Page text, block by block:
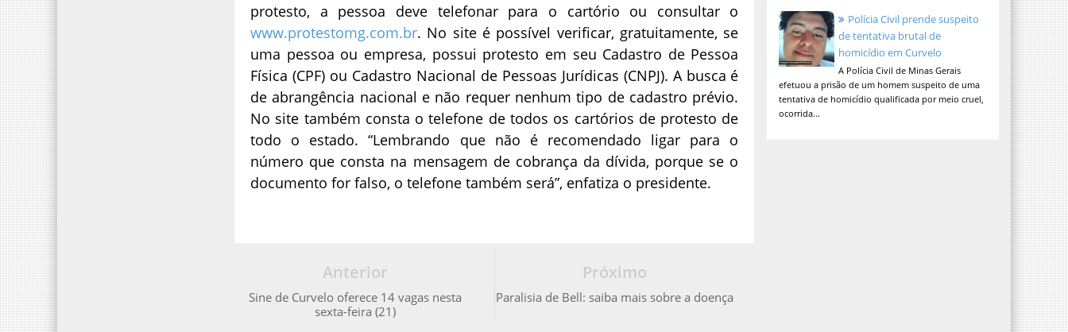
protesto, a pessoa deve telefonar para o cartório ou consultar o
www.protestomg.com.br. No site é possível verificar, gratuitamente, se
uma pessoa ou empresa, possui protesto em seu Cadastro de Pessoa
Física (CPF) ou Cadastro Nacional de Pessoas Jurídicas (CNPJ). A busca é
de abrangência nacional e não requer nenhum tipo de cadastro prévio.
No site também consta o telefone de todos os cartórios de protesto de
todo o estado. “Lembrando que não é recomendado ligar para o
número que consta na mensagem de cobrança da dívida, porque se o
documento for falso, o telefone também será”, enfatiza o presidente.
Próximo
Paralisia de Bell: saiba mais sobre a doença
Anterior
Sine de Curvelo oferece 14 vagas nesta
sexta-feira (21)
Polícia Civil prende suspeito
de tentativa brutal de
homicídio em Curvelo
A Polícia Civil de Minas Gerais
efetuou a prisão de um homem suspeito de uma
tentativa de homicídio qualificada por meio cruel,
ocorrida...